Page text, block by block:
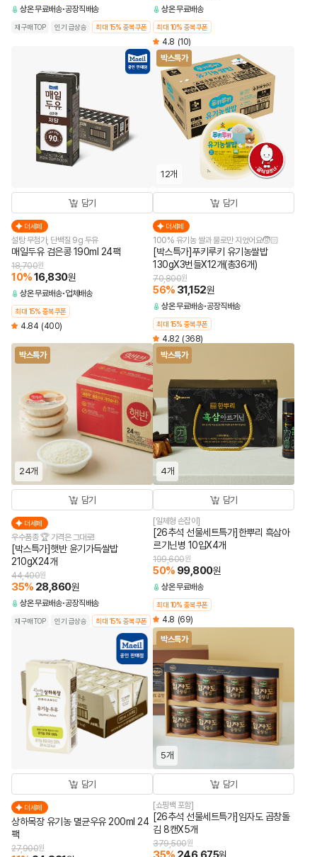
상온무료배송 공장직배송
재구매TOP 인기 급상승 최대 15% 중복쿠폰
상온무료배송
최대 10% 중복쿠폰
4.8 (10)
담기
더세페
설탕 무첨가, 단백질 9g 두유
매일두유 검은콩 190ml 24팩
18,700원
10%16,830원
상온무료배송 업체배송
최대 15% 중복쿠폰
4.84 (400)
박스특가
12개
담기
더세페
100% 유기농 쌀과 물로만 지었어요🧒🏻
[박스특가]푸키루키 유기농쌀밥
130gX3번들X12개(총36개)
70,800원
56% 31,152원
상온무료배송 공장직배송
최대 15% 중복쿠폰
4.82 (368)
박스특가
24개
담기
더세페
우수품종 🏆 가격은 그대로!
[박스특가]햇반 윤기가득쌀밥
210gX24개
44,400원
35% 28,860원
상온무료배송 공장직배송
재구매TOP 인기 급상승 최대 15% 중복쿠폰
박스특가
4개
담기
[일체형 손잡이]
[26추석 선물세트특가]한뿌리 흑삼아
르기닌병 10입X4개
199,600원
50% 99,800원
상온무료배송
최대 10% 중복쿠폰
4.8 (69)
담기
더세페
상하목장 유기농 멸균우유 200ml 24
팩
27,900원
박스특가
5개
담기
[쇼핑백 포함]
[26추석 선물세트특가]임자도 곱창돌
김 8캔X5개
379,500원